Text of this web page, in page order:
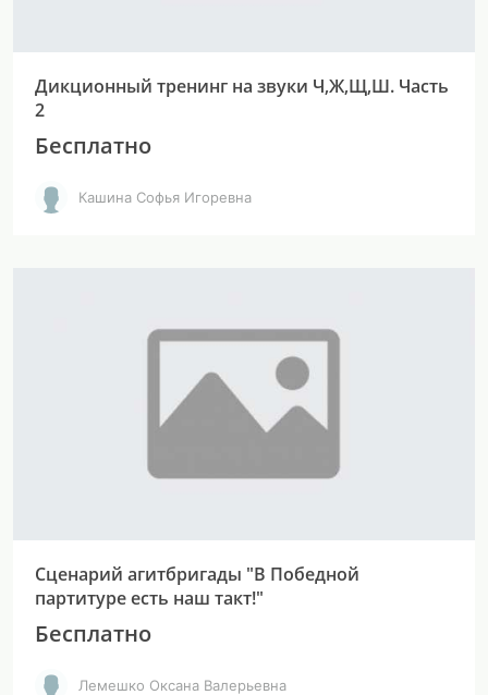
Дикционный тренинг на звуки Ч,Ж,Щ,Ш. Часть
2
Бесплатно
Кашина Софья Игоревна
Сценарий агитбригады "В Победной
партитуре есть наш такт!"
Бесплатно
Лемешко Оксана Валерьевна